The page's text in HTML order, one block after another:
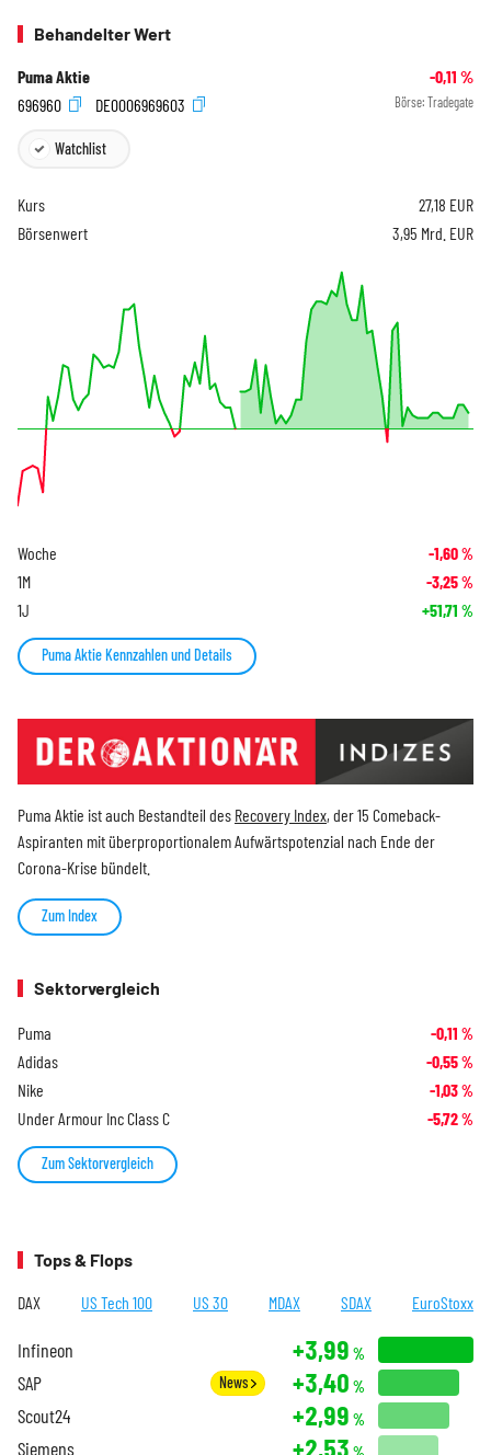
Behandelter Wert
Puma Aktie -0,11 %
696960
DE0006969603 Börse: Tradegate
Watchlist
Kurs 27,18 EUR
Börsenwert
3,95 Mrd. EUR
Woche -1,60%
1M -3,25%
1J +51,71 %
Puma Aktie Kennzahlen und Details
Puma Aktie ist auch Bestandteil des Recovery Index, der 15 Comeback-
Aspiranten mit überproportionalem Aufwärtspotenzial nach Ende der
Corona-Krise bündelt.
Zum Index
Sektorvergleich
Puma -0,11 %
Adidas -0,55%
Nike -1,03%
Under Armour Inc Class C -5,72%
Zum Sektorvergleich
Tops & Flops
DAX US Tech 100 US 30 MDAX SDAX EuroStoxx
Infineon +3,99 %
SAP News +3,40 %
Scout24 +2,99 %
Siemens +2,53